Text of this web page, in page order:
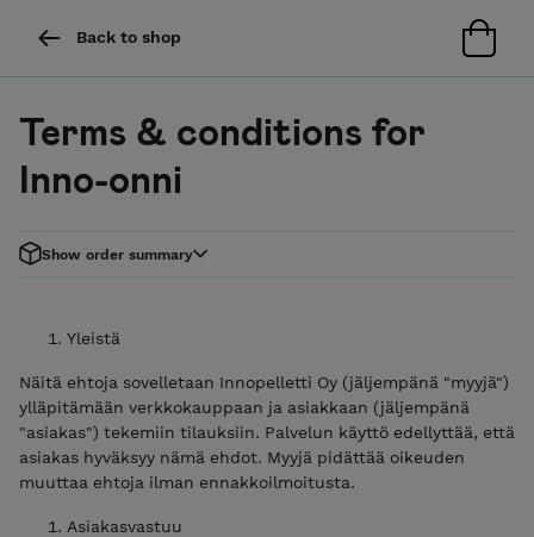
Back to shop
Terms & conditions for
Inno-onni
Show order summary
Yleistä
Näitä ehtoja sovelletaan Innopelletti Oy (jäljempänä "myyjä")
ylläpitämään verkkokauppaan ja asiakkaan (jäljempänä
"asiakas") tekemiin tilauksiin. Palvelun käyttö edellyttää, että
asiakas hyväksyy nämä ehdot. Myyjä pidättää oikeuden
muuttaa ehtoja ilman ennakkoilmoitusta.
Asiakasvastuu